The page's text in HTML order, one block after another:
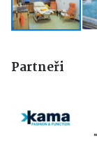
Partneři